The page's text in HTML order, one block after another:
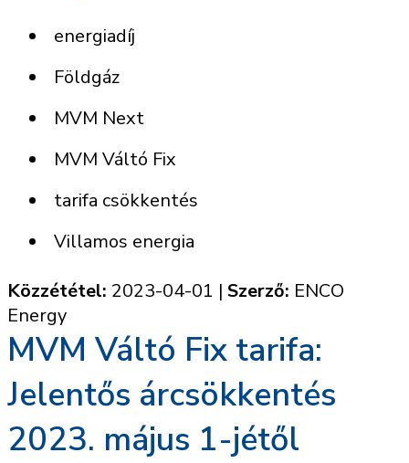
energiadíj
Földgáz
MVM Next
MVM Váltó Fix
tarifa csökkentés
Villamos energia
Közzététel: 2023-04-01 | Szerző: ENCO
Energy
MVM Váltó Fix tarifa:
Jelentős árcsökkentés
2023. május 1-jétől